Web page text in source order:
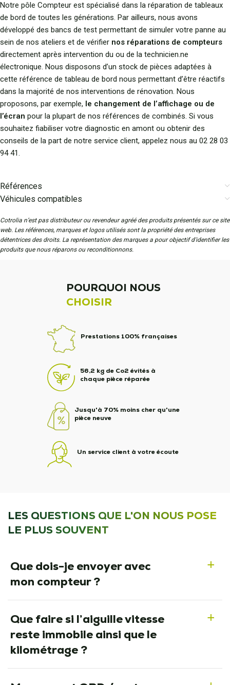
Notre pôle Compteur est spécialisé dans la réparation de tableaux
de bord de toutes les générations. Par ailleurs, nous avons
développé des bancs de test permettant de simuler votre panne au
sein de nos ateliers et de vérifier nos réparations de compteurs
directement après intervention du ou de la technicien.ne
électronique. Nous disposons d’un stock de pièces adaptées à
cette référence de tableau de bord nous permettant d’être réactifs
dans la majorité de nos interventions de rénovation. Nous
proposons, par exemple, le changement de l’affichage ou de
l’écran pour la plupart de nos références de combinés. Si vous
souhaitez fiabiliser votre diagnostic en amont ou obtenir des
conseils de la part de notre service client, appelez nous au 02 28 03
94 41.
Références
Véhicules compatibles
Cotrolia n’est pas distributeur ou revendeur agréé des produits présentés sur ce site
web. Les références, marques et logos utilisés sont la propriété des entreprises
détentrices des droits. La représentation des marques a pour objectif d'identifier les
produits que nous réparons ou reconditionnons.
POURQUOI NOUS
CHOISIR
Prestations 100% françaises
56,2 kg de Co2 évités à
chaque pièce réparée
Jusqu'à 70% moins cher qu'une
pièce neuve
Un service client à votre écoute
LES QUESTIONS QUE L'ON NOUS POSE
LE PLUS SOUVENT
a
Que dois-je envoyer avec
mon compteur ?
a
Que faire si l’aiguille vitesse
reste immobile ainsi que le
kilométrage ?